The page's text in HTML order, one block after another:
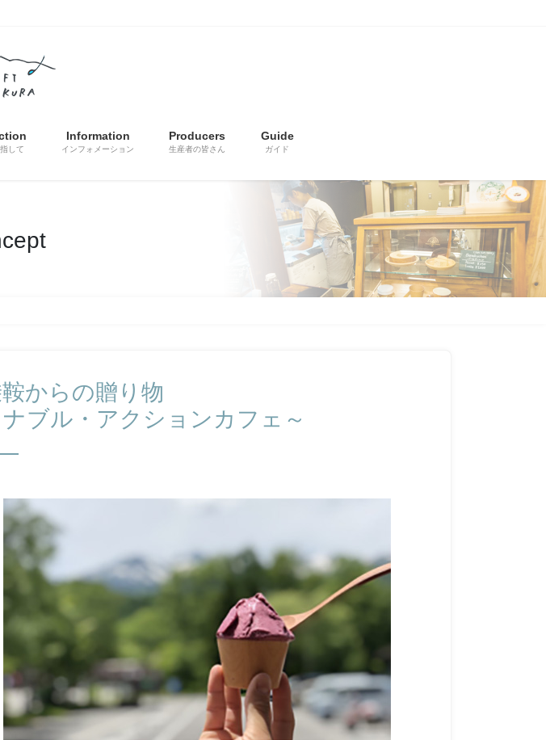
して
Information
インフォメーション
Producers
生産者の皆さん
Guide
ガイド
からの贈り物
ブル・アクションカフェ～